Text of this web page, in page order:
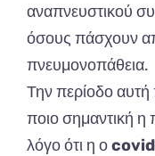
αναπνευστικού
όσους πάσχουν
πνευμονοπάθεια.
Την περίοδο αυτή
ποιο σημαντική η
λόγο ότι η ο